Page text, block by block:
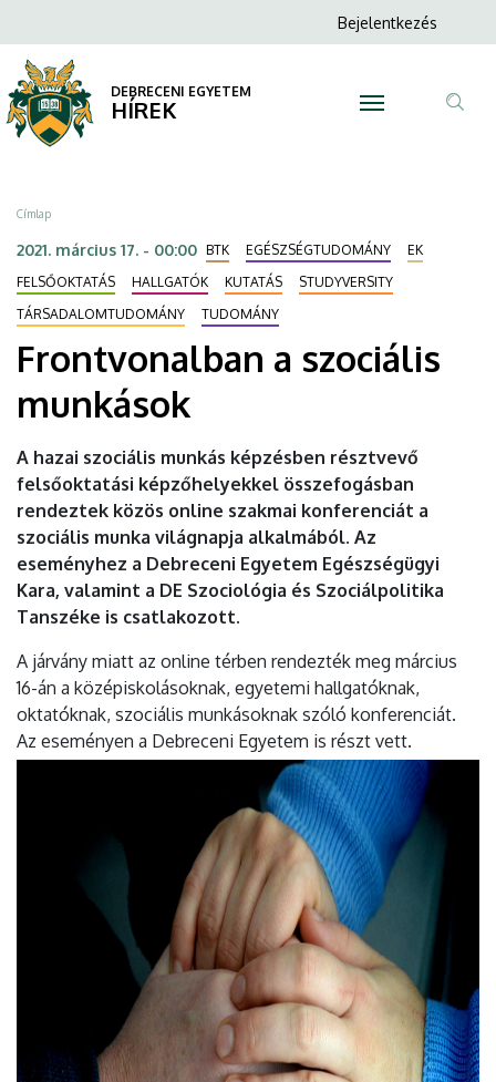
szociális
munkások
DEBRECENI
EGYETEM
a
tartalomra
Anonim
menüje
Bejelentkezés
DEBRECENI EGYETEM
HÍREK
Morzsa
Címlap
2021. március 17. - 00:00 BTK EGÉSZSÉGTUDOMÁNY
EK
FELSŐOKTATÁS
HALLGATÓK KUTATÁS
STUDYVERSITY
TÁRSADALOMTUDOMÁNY
TUDOMÁNY
Frontvonalban a szociális
munkások
A hazai szociális munkás képzésben résztvevő
felsőoktatási képzőhelyekkel összefogásban
rendeztek közös online szakmai konferenciát a
szociális munka világnapja alkalmából. Az
eseményhez a Debreceni Egyetem Egészségügyi
Kara, valamint a DE Szociológia és Szociálpolitika
Tanszéke is csatlakozott.
A járvány miatt az online térben rendezték meg március
16-án a középiskolásoknak, egyetemi hallgatóknak,
oktatóknak, szociális munkásoknak szóló konferenciát.
Az eseményen a Debreceni Egyetem is részt vett.